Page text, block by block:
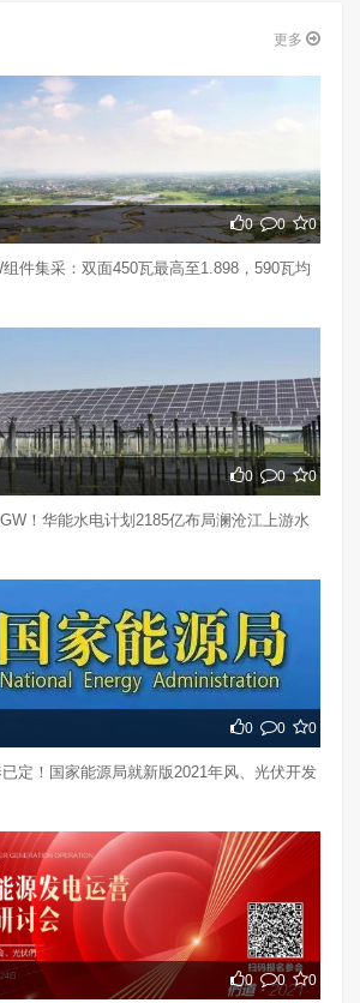
更多
0 0 0
件集采：双面450瓦最高至1.898，590瓦均
0 0 0
！华能水电计划2185亿布局澜沧江上游水
0 0 0
定！国家能源局就新版2021年风、光伏开发
0 0 0